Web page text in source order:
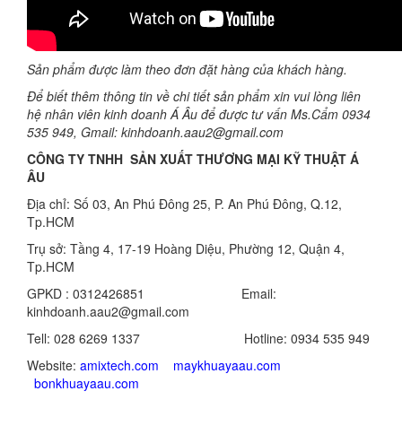
Sản phẩm được làm theo đơn đặt hàng của khách hàng.
Để biết thêm thông tin về chi tiết sản phẩm xin vui lòng liên
hệ nhân viên kinh doanh Á Âu để được tư vấn Ms.Cẩm 0934
535 949, Gmail: kinhdoanh.aau2@gmail.com
CÔNG TY TNHH SẢN XUẤT THƯƠNG MẠI KỸ THUẬT Á
ÂU
Địa chỉ: Số 03, An Phú Đông 25, P. An Phú Đông, Q.12,
Tp.HCM
Trụ sở: Tầng 4, 17-19 Hoàng Diệu, Phường 12, Quận 4,
Tp.HCM
GPKD : 0312426851 Email:
kinhdoanh.aau2@gmail.com
Tell: 028 6269 1337 Hotline: 0934 535 949
Website: amixtech.com
maykhuayaau.com
bonkhuayaau.com